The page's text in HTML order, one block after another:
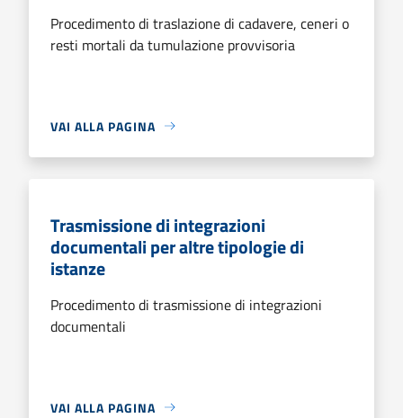
Procedimento di traslazione di cadavere, ceneri o
resti mortali da tumulazione provvisoria
VAI ALLA PAGINA
Trasmissione di integrazioni
documentali per altre tipologie di
istanze
Procedimento di trasmissione di integrazioni
documentali
VAI ALLA PAGINA